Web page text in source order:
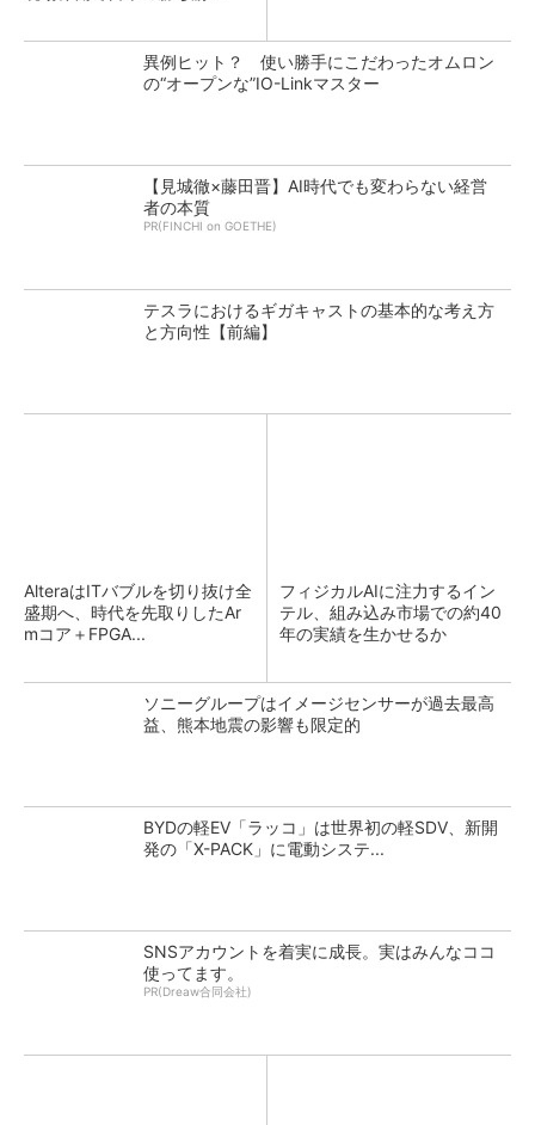
異例ヒット？ 使い勝手にこだわったオムロン
の“オープンな”IO-Linkマスター
【見城徹×藤田晋】AI時代でも変わらない経営
者の本質
PR(FINCHI on GOETHE)
テスラにおけるギガキャストの基本的な考え方
と方向性【前編】
AlteraはITバブルを切り抜け全
盛期へ、時代を先取りしたAr
mコア＋FPGA...
フィジカルAIに注力するイン
テル、組み込み市場での約40
年の実績を生かせるか
ソニーグループはイメージセンサーが過去最高
益、熊本地震の影響も限定的
BYDの軽EV「ラッコ」は世界初の軽SDV、新開
発の「X-PACK」に電動システ...
SNSアカウントを着実に成長。実はみんなココ
使ってます。
PR(Dreaw合同会社)